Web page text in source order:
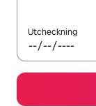
Utcheckning